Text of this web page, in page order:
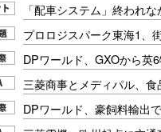
「配車システム」終われな
プロロジスパーク東海1、
DPワールド、GXOから英
三菱商事とメディパル、
DPワールド、豪飼料輸出